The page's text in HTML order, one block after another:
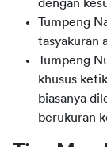
dengan
Tumpeng
tasyakuran
Tumpeng
khusus
biasanya
berukuran